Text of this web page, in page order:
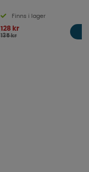
Finns i lager
128 kr
135 kr